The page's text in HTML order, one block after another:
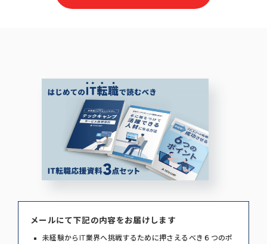
メールにて下記の内容をお届けします
未経験からIT業界へ挑戦するために押さえるべき６つのポ